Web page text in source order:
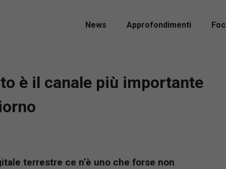
News Approfondimenti
è il canale più importante
terrestre ce n’è uno che forse non